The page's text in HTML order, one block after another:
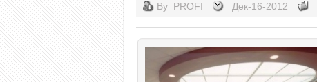
By PROFI Дек-16-2012